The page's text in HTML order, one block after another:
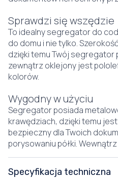
Sprawdzi się wszędzie
To idealny segregator do
do domu i nie tylko.
dzięki temu Twój segregator
zewnątrz oklejony jest
kolorów.
Wygodny w użyciu
Segregator posiada
krawędziach, dzięki temu
bezpieczny dla Twoich
porysowaniu półki.
Specyfikacja techniczna